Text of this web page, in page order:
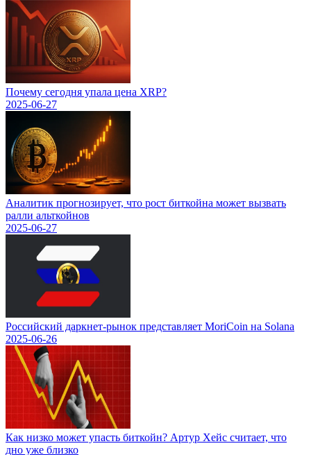
Почему сегодня упала цена XRP?
2025-06-27
Аналитик прогнозирует, что рост биткойна может вызвать
ралли альткойнов
2025-06-27
Российский даркнет-рынок представляет MoriCoin на Solana
2025-06-26
Как низко может упасть биткойн? Артур Хейс считает, что
дно уже близко